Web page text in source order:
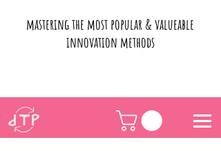
mastering the most popular & valueable
innovation methods